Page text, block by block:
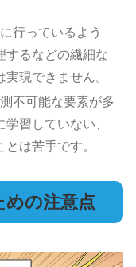
行っているよう
するなどの繊細な
実現できません。
不可能な要素が多
学習していない、
は苦手です。
の注意点